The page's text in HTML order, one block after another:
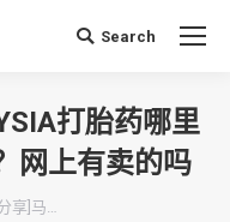
搜 Search
打胎药哪里
网上有卖的吗
享]马…